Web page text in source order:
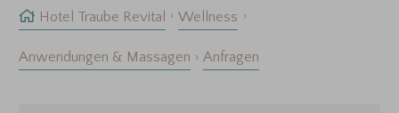
Hotel Traube Revital Wellness
Anwendungen & Massagen Anfragen